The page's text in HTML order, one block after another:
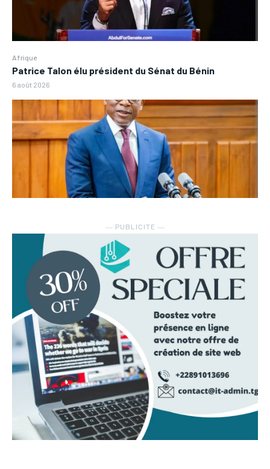
Afrique
Patrice Talon élu président du Sénat du Bénin
6 août 2026
― PUBLICITE ―